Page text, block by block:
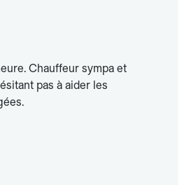
Chauffeur sympa et
pas à aider les